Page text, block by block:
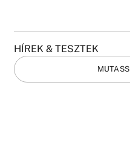
HÍREK & TESZTEK